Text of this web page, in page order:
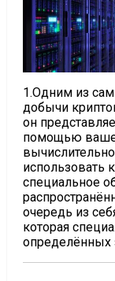
1.Одним из
добычи
он
помощью
использовать
специальное
очередь из
которая
определённых